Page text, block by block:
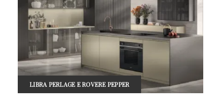
LIBRA PERLAGE E ROVERE PEPPER